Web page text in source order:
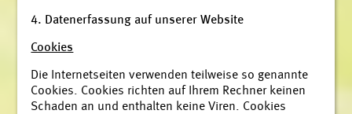
4. Datenerfassung auf unserer Website
Cookies
Die Internetseiten verwenden teilweise so genannte
Cookies. Cookies richten auf Ihrem Rechner keinen
Schaden an und enthalten keine Viren. Cookies